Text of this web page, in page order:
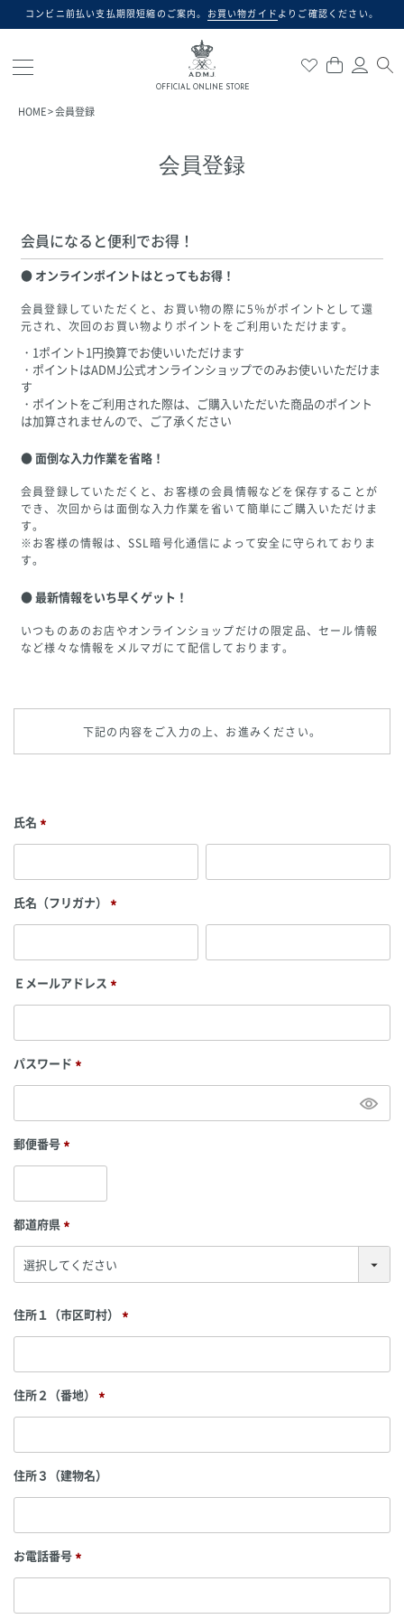
コンビニ前払い支払期限短縮のご案内。 お買い物ガイド よりご確認ください。
OFFICIAL ONLINE STORE
検索
HOME 会員登録
会員登録
会員になると便利でお得！
オンラインポイントはとってもお得！
会員登録していただくと、お買い物の際に5％がポイントとして還
元され、次回のお買い物よりポイントをご利用いただけます。
・1ポイント1円換算でお使いいただけます
・ポイントはADMJ公式オンラインショップでのみお使いいただけま
す
・ポイントをご利用された際は、ご購入いただいた商品のポイント
は加算されませんので、ご了承ください
面倒な入力作業を省略！
会員登録していただくと、お客様の会員情報などを保存することが
でき、次回からは面倒な入力作業を省いて簡単にご購入いただけま
す。
※お客様の情報は、SSL暗号化通信によって安全に守られておりま
す。
最新情報をいち早くゲット！
いつものあのお店やオンラインショップだけの限定品、セール情報
など様々な情報をメルマガにて配信しております。
下記の内容をご入力の上、お進みください。
氏名
(
須
氏名（フリガナ）
(
須
)
Ｅメールアドレス
(
須
パスワード
(
須
郵便番号
(
須
)
都道府県
(
必
須
住所１（市区町村）
(
須
住所２（番地）
(
須
)
住所３（建物名）
お電話番号
(
須